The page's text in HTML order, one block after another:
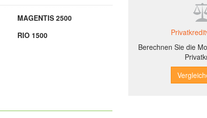
MAGENTIS 2500
RIO 1500
Berechnen Sie die